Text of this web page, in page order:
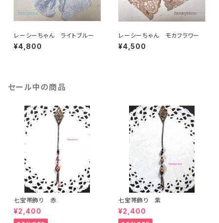
レーシーちゃん ライトブルー
¥4,800
レーシーちゃん モカフラワー
¥4,500
セール中の商品
七宝帯飾り 赤
¥2,400
七宝帯飾り 紫
¥2,400